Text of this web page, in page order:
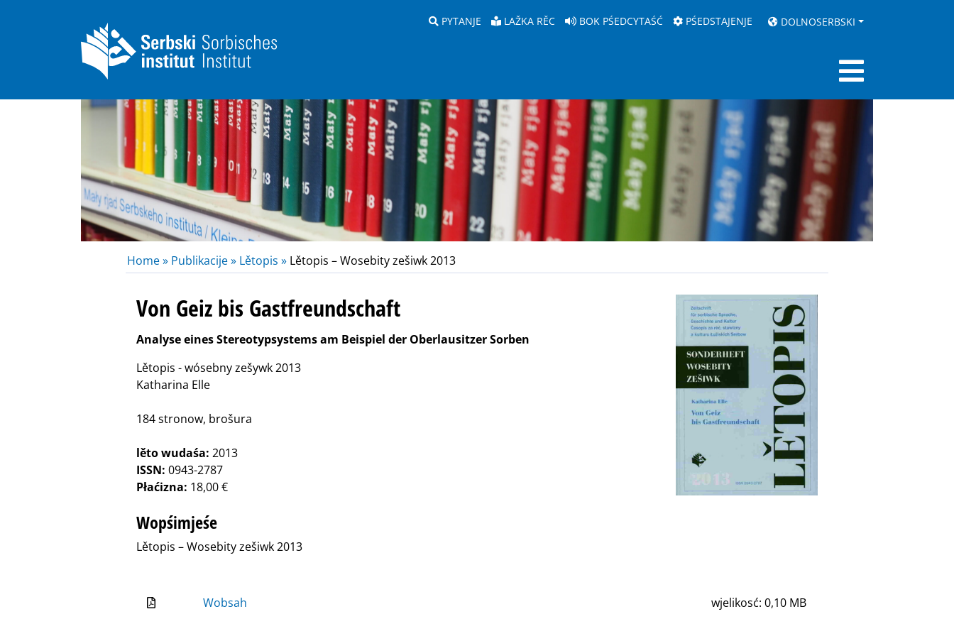
PYTANJE LAŽKA RĚC BOK PŚEDCYTAŚĆ PŚEDSTAJENJE DOLNOSERBSKI
Home » Publikacije » Lětopis » Lětopis – Wosebity zešiwk 2013
Von Geiz bis Gastfreundschaft
Analyse eines Stereotypsystems am Beispiel der Oberlausitzer Sorben
Lětopis - wósebny zešywk 2013
Katharina Elle
184 stronow, brošura
lěto wudaśa: 2013
ISSN: 0943-2787
Płaćizna: 18,00 €
Wopśimjeśe
Lětopis – Wosebity zešiwk 2013
Wobsah wjelikosć: 0,10 MB